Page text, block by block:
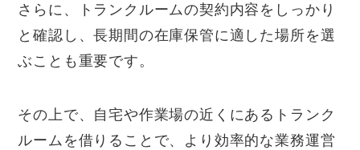
さらに、トランクルームの契約内容をしっかり
と確認し、長期間の在庫保管に適した場所を選
ぶことも重要です。
その上で、自宅や作業場の近くにあるトランク
ルームを借りることで、より効率的な業務運営